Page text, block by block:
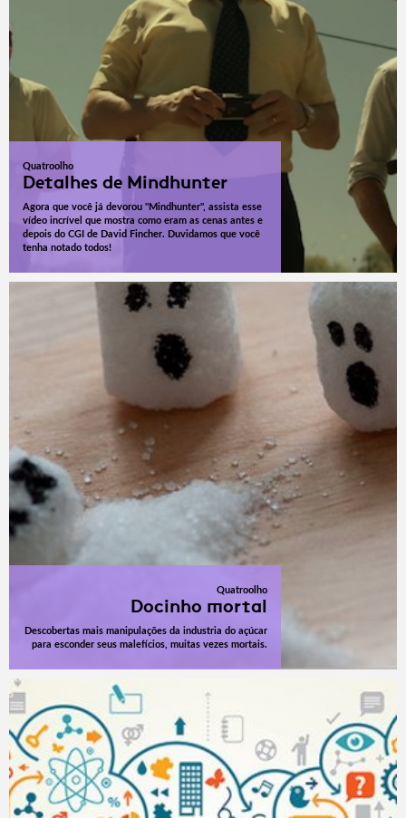
Quatroolho
Detalhes de Mindhunter
Agora que você já devorou "Mindhunter", assista esse
vídeo incrível que mostra como eram as cenas antes e
depois do CGI de David Fincher. Duvidamos que você
tenha notado todos!
Quatroolho
Docinho mortal
Descobertas mais manipulações da industria do açúcar
para esconder seus malefícios, muitas vezes mortais.